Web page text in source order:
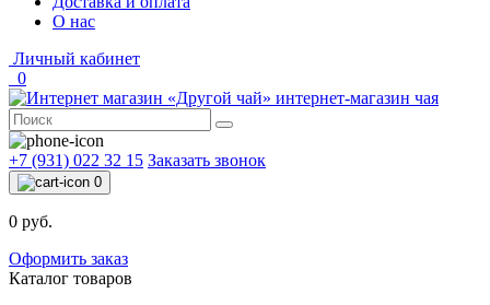
О нас
Личный кабинет
0
интернет-магазин чая
+7 (931) 022 32 15 Заказать звонок
0
0 руб.
Оформить заказ
Каталог товаров